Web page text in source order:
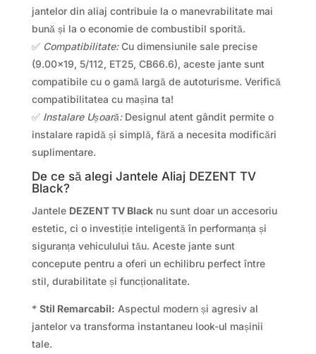
jantelor din aliaj contribuie la o manevrabilitate mai
bună și la o economie de combustibil sporită.
✅ Compatibilitate:Cu dimensiunile sale precise
(9.00×19, 5/112, ET25, CB66.6), aceste jante sunt
compatibile cu o gamă largă de autoturisme. Verifică
compatibilitatea cu mașina ta!
✅ Instalare Ușoară:Designul atent gândit permite o
instalare rapidă și simplă, fără a necesita modificări
suplimentare.
De ce să alegi Jantele Aliaj DEZENT TV
Black?
Jantele DEZENT TV Blacknu sunt doar un accesoriu
estetic, ci o investiție inteligentă în performanța și
siguranța vehiculului tău. Aceste jante sunt
concepute pentru a oferi un echilibru perfect între
stil, durabilitate și funcționalitate.
* Stil Remarcabil: Aspectul modern și agresiv al
jantelor va transforma instantaneu look-ul mașinii
tale.